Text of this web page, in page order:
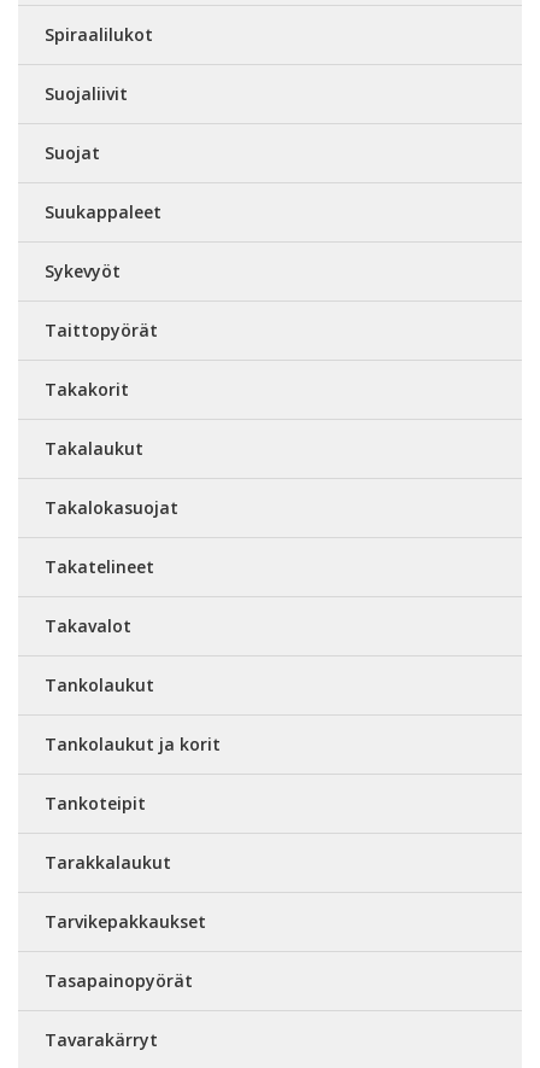
Spiraalilukot
Suojaliivit
Suojat
Suukappaleet
Sykevyöt
Taittopyörät
Takakorit
Takalaukut
Takalokasuojat
Takatelineet
Takavalot
Tankolaukut
Tankolaukut ja korit
Tankoteipit
Tarakkalaukut
Tarvikepakkaukset
Tasapainopyörät
Tavarakärryt